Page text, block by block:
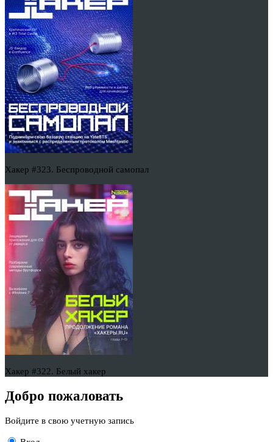
Хакер #323. Беспроводной самопал
Хакер #322. Белый хакер
Добро пожаловать
Войдите в свою учетную запись